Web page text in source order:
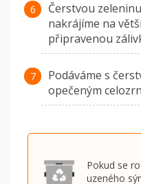
Čerstvou
nakrájíme na
připravenou
Podáváme s
opečeným
Pokud se
uzeného